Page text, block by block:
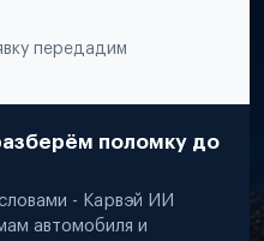
передадим
поломку до
- Карвэй ИИ
автомобиля и